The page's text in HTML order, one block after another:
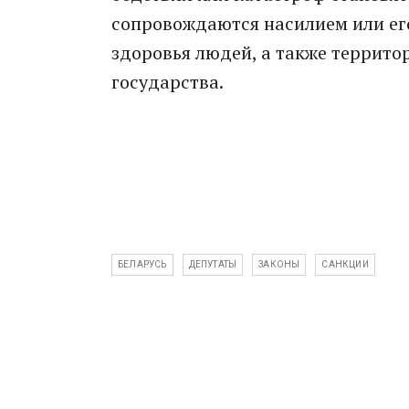
сопровождаются насилием или
здоровья людей, а также
государства.
БЕЛАРУСЬ ДЕПУТАТЫ ЗАКОНЫ САНКЦИИ